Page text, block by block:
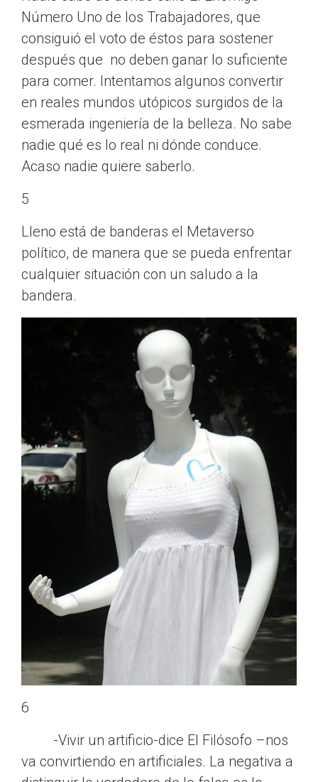
Número Uno de los Trabajadores, que
consiguió el voto de éstos para sostener
después que no deben ganar lo suficiente
para comer. Intentamos algunos convertir
en reales mundos utópicos surgidos de la
esmerada ingeniería de la belleza. No sabe
nadie qué es lo real ni dónde conduce.
Acaso nadie quiere saberlo.
5
Lleno está de banderas el Metaverso
político, de manera que se pueda enfrentar
cualquier situación con un saludo a la
bandera.
6
-Vivir un artificio-dice El Filósofo –nos
va convirtiendo en artificiales. La negativa a